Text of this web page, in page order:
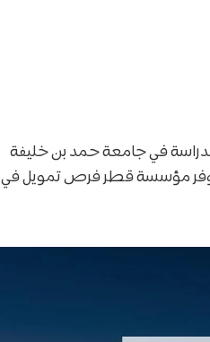
في جامعة حمد بن خليفة
مؤسسة قطر فرص تمويل في